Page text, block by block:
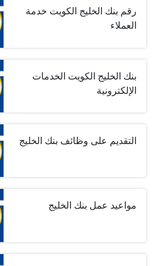
رقم بنك الخليج الكويت خدمة
العملاء
بنك الخليج الكويت الخدمات
الإلكترونية
التقديم على وظائف بنك الخليج
مواعيد عمل بنك الخليج